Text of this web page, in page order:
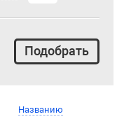
Названию